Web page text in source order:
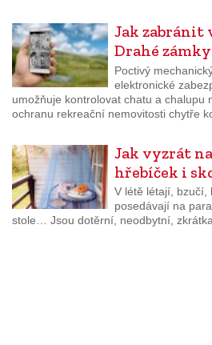
Jak zabránit
Drahé
Poctivý
elektronické
umožňuje kontrolovat chatu a chalupu
ochranu rekreační nemovitosti chytře
Jak vyzrát
hřebíček i
V létě létají, bzučí,
posedávají na
stole… Jsou dotěrní, neodbytní,